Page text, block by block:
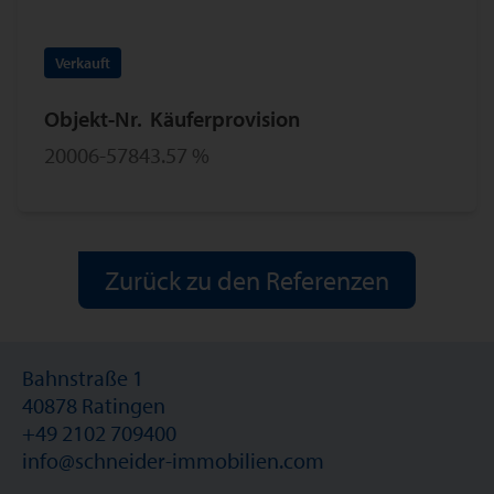
Verkauft
Objekt-Nr.
20006-5784
Käuferprovision
3.57 %
Zurück zu den Referenzen
Bahnstraße 1
40878 Ratingen
+49 2102 709400
info@schneider-immobilien.com